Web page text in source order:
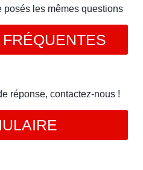
posés les mêmes questions
réponse, contactez-nous !